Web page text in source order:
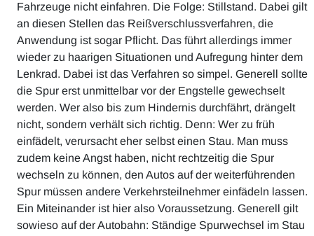
Fahrzeuge nicht einfahren. Die Folge: Stillstand. Dabei gilt
an diesen Stellen das Reißverschlussverfahren, die
Anwendung ist sogar Pflicht. Das führt allerdings immer
wieder zu haarigen Situationen und Aufregung hinter dem
Lenkrad. Dabei ist das Verfahren so simpel. Generell sollte
die Spur erst unmittelbar vor der Engstelle gewechselt
werden. Wer also bis zum Hindernis durchfährt, drängelt
nicht, sondern verhält sich richtig. Denn: Wer zu früh
einfädelt, verursacht eher selbst einen Stau. Man muss
zudem keine Angst haben, nicht rechtzeitig die Spur
wechseln zu können, den Autos auf der weiterführenden
Spur müssen andere Verkehrsteilnehmer einfädeln lassen.
Ein Miteinander ist hier also Voraussetzung. Generell gilt
sowieso auf der Autobahn: Ständige Spurwechsel im Stau